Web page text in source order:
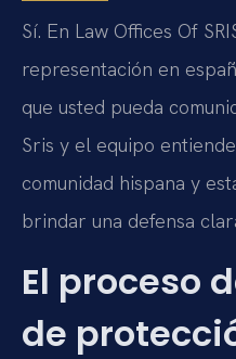
Sí. En Law Offices Of
representación en
que usted pueda
Sris y el equipo
comunidad hispana y
brindar una defensa
El proceso
de